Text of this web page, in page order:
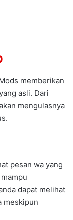
memberikan
asli. Dari
mengulasnya
pesan wa yang
dapat melihat
meskipun